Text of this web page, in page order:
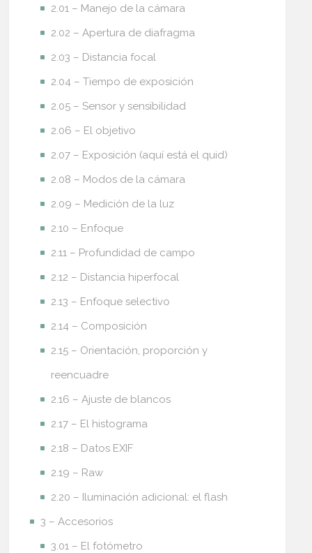
2.01 – Manejo de la cámara
2.02 – Apertura de diafragma
2.03 – Distancia focal
2.04 – Tiempo de exposición
2.05 – Sensor y sensibilidad
2.06 – El objetivo
2.07 – Exposición (aquí está el quid)
2.08 – Modos de la cámara
2.09 – Medición de la luz
2.10 – Enfoque
2.11 – Profundidad de campo
2.12 – Distancia hiperfocal
2.13 – Enfoque selectivo
2.14 – Composición
2.15 – Orientación, proporción y
reencuadre
2.16 – Ajuste de blancos
2.17 – El histograma
2.18 – Datos EXIF
2.19 – Raw
2.20 – Iluminación adicional: el flash
3 – Accesorios
3.01 – El fotómetro